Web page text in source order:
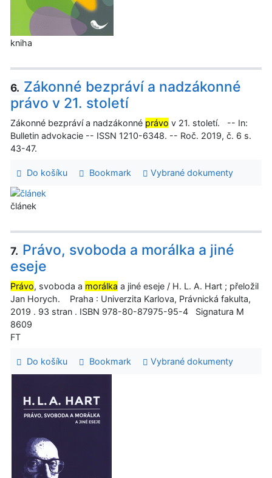
kniha
6. Zákonné bezpráví a nadzákonné
právo v 21. století
Zákonné bezpráví a nadzákonné právo v 21. století. -- In:
Bulletin advokacie -- ISSN 1210-6348. -- Roč. 2019, č. 6 s.
43-47.
Do košíku Bookmark Vybrané dokumenty
článek
7. Právo, svoboda a morálka a jiné
eseje
Právo, svoboda a morálka a jiné eseje / H. L. A. Hart ; přeložil
Jan Horych. Praha : Univerzita Karlova, Právnická fakulta,
2019 . 93 stran . ISBN 978-80-87975-95-4 Signatura M
8609
FT
Do košíku Bookmark Vybrané dokumenty